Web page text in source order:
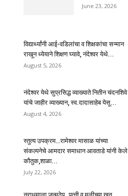
June 23, 2026
विद्यार्थ्यांनी आई-वडिलांचा व शिक्षकांचा सन्मान
राखून ध्येयाने शिक्षण घ्यावे, नंदेश्वर येथे...
August 5, 2026
नंदेश्वर येथे सुप्रसिद्ध व्याख्याते नितीन चंदनशिवे
यांचे जाहीर व्याख्यान, स्व.दादासाहेब येसू...
August 4, 2026
स्तुत्य उपक्रम…रामेश्वर मासाळ यांच्या
संकल्पनेचे आमदार समाधान आवताडे यांनी केले
कौतुक,शाळा...
July 22, 2026